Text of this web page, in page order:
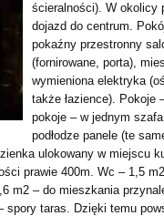
ścieralności). W okolicy
dojazd do centrum.
pokaźny przestronny
(fornirowane, porta),
wymieniona elektryka
także łazience). Pokoje
pokoje – w jednym
podłodze panele (te
ulokowany w miejscu
prawie 400m. Wc – 1,5
m2 – do mieszkania
spory taras. Dzięki temu